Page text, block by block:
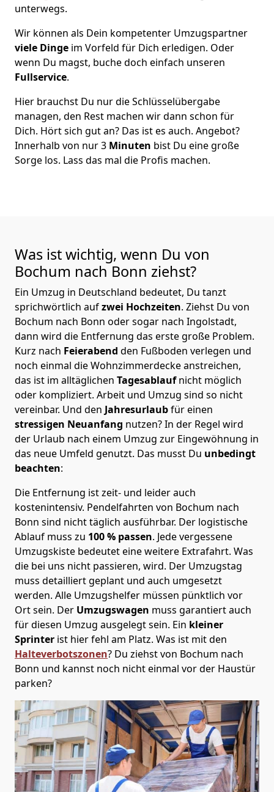
unterwegs.
Wir können als Dein kompetenter Umzugspartner
viele Dinge im Vorfeld für Dich erledigen. Oder
wenn Du magst, buche doch einfach unseren
Fullservice.
Hier brauchst Du nur die Schlüsselübergabe
managen, den Rest machen wir dann schon für
Dich. Hört sich gut an? Das ist es auch. Angebot?
Innerhalb von nur 3 Minuten bist Du eine große
Sorge los. Lass das mal die Profis machen.
Was ist wichtig, wenn Du von
Bochum nach Bonn ziehst?
Ein Umzug in Deutschland bedeutet, Du tanzt
sprichwörtlich aufzwei Hochzeiten. Ziehst Du von
Bochum nach Bonn oder sogar nach Ingolstadt,
dann wird die Entfernung das erste große Problem.
Kurz nach Feierabend den Fußboden verlegen und
noch einmal die Wohnzimmerdecke anstreichen,
das ist im alltäglichen Tagesablaufnicht möglich
oder kompliziert. Arbeit und Umzug sind so nicht
vereinbar. Und den Jahresurlaubfür einen
stressigen Neuanfang nutzen? In der Regel wird
der Urlaub nach einem Umzug zur Eingewöhnung in
das neue Umfeld genutzt. Das musst Du unbedingt
beachten:
Die Entfernung ist zeit- und leider auch
kostenintensiv. Pendelfahrten von Bochum nach
Bonn sind nicht täglich ausführbar. Der logistische
Ablauf muss zu 100 % passen. Jede vergessene
Umzugskiste bedeutet eine weitere Extrafahrt. Was
die bei uns nicht passieren, wird. Der Umzugstag
muss detailliert geplant und auch umgesetzt
werden. Alle Umzugshelfer müssen pünktlich vor
Ort sein. Der Umzugswagen muss garantiert auch
für diesen Umzug ausgelegt sein. Ein kleiner
Sprinter ist hier fehl am Platz. Was ist mit den
Halteverbotszonen? Du ziehst von Bochum nach
Bonn und kannst noch nicht einmal vor der Haustür
parken?